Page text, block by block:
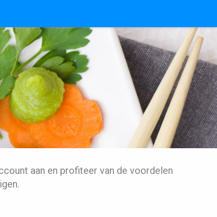
aan en profiteer van de voordelen